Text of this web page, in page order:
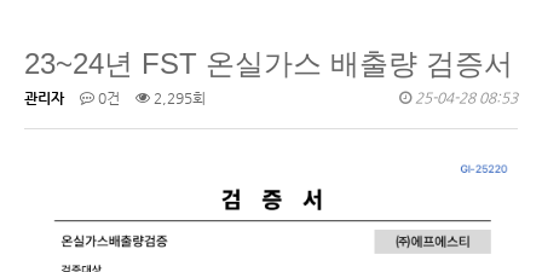
23~24년 FST 온실가스 배출량 검증서
관리자 0건 2,295회 25-04-28 08:53